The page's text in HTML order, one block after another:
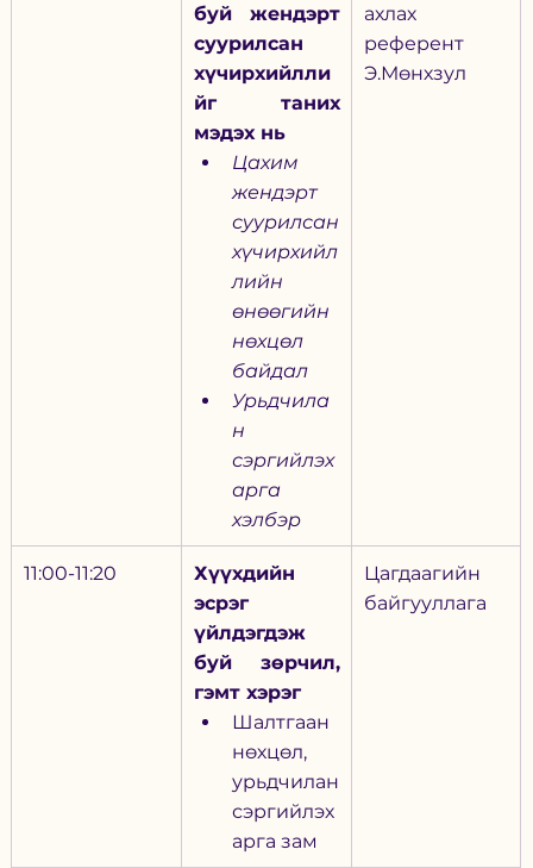
буй жендэрт
суурилсан
хүчирхийлли
йг таних
мэдэх нь
Цахим
жендэрт
суурилсан
хүчирхийл
лийн
өнөөгийн
нөхцөл
байдал
Урьдчила
н
сэргийлэх
арга
хэлбэр
ахлах
референт
Э.Мөнхзул
11:00-11:20
Хүүхдийн
эсрэг
үйлдэгдэж
буй зөрчил,
гэмт хэрэг
Шалтгаан
нөхцөл,
урьдчилан
сэргийлэх
арга зам
Цагдаагийн
байгууллага